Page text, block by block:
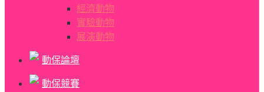
經濟動物
實驗動物
展演動物
動保論壇
動保競賽